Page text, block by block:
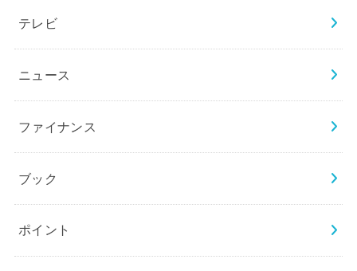
テレビ
ニュース
ファイナンス
ブック
ポイント